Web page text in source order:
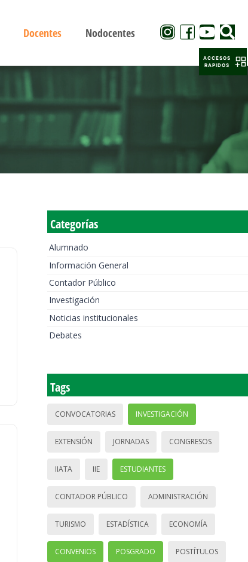
Docentes Nodocentes
Categorías
Alumnado
Información General
Contador Público
Investigación
Noticias institucionales
Debates
Tags
CONVOCATORIAS INVESTIGACIÓN
EXTENSIÓN JORNADAS CONGRESOS
IIATA IIE ESTUDIANTES
CONTADOR PÚBLICO ADMINISTRACIÓN
TURISMO ESTADÍSTICA ECONOMÍA
CONVENIOS POSGRADO POSTÍTULOS
ACCESOS
RAPIDOS